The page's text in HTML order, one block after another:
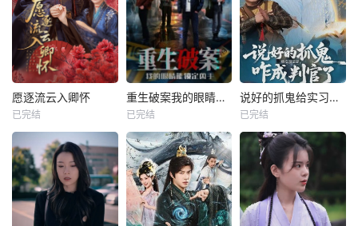
愿逐流云入卿怀
已完结
重生破案我的眼睛能锁定凶手
已完结
说好的抓鬼给实习证明，咋成判官了
已完结